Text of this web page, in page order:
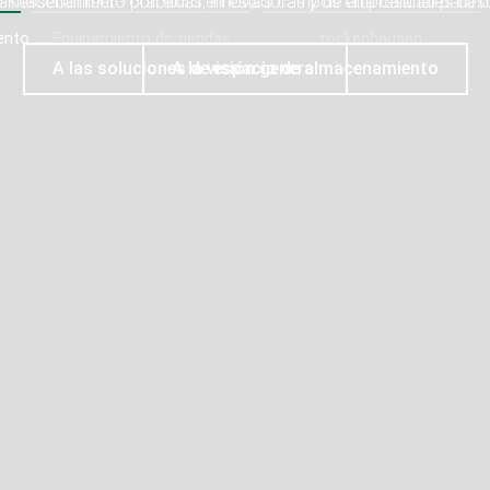
A las soluciones de espacio de almacenamiento
Equipamiento de tiendas rockenhausen